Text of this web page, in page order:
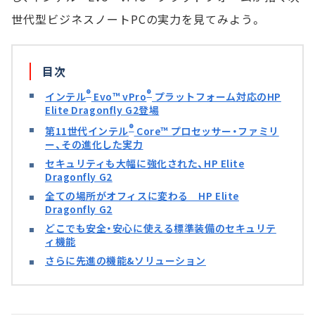
世代型ビジネスノートPCの実力を見てみよう。
目次
インテル®Evo™ vPro®プラットフォーム対応のHP
Elite Dragonfly G2登場
第11世代インテル®Core™ プロセッサー・ファミリ
ー、その進化した実力
セキュリティも大幅に強化された、HP Elite
Dragonfly G2
全ての場所がオフィスに変わる HP Elite
Dragonfly G2
どこでも安全・安心に使える標準装備のセキュリテ
ィ機能
さらに先進の機能&ソリューション